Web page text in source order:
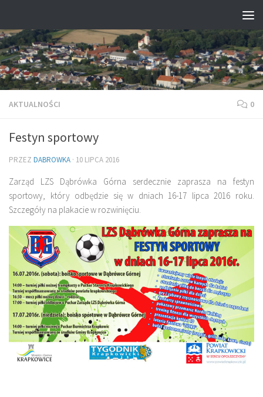
AKTUALNOŚCI 0
Festyn sportowy
PRZEZ DABROWKA · 10 LIPCA 2016
Zarząd LZS Dąbrówka Górna serdecznie zaprasza na festyn
sportowy, który odbędzie się w dniach 16-17 lipca 2016 roku.
Szczegóły na plakacie w rozwinięciu.